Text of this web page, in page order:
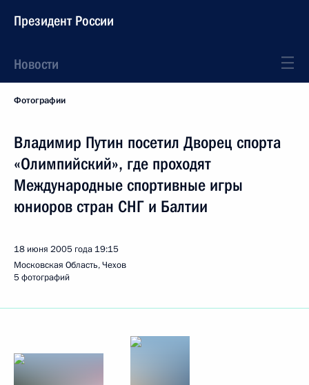
Президент России
Новости
Фотографии
Владимир Путин посетил Дворец спорта
«Олимпийский», где проходят
Международные спортивные игры
юниоров стран СНГ и Балтии
18 июня 2005 года 19:15
Московская Область, Чехов
5 фотографий